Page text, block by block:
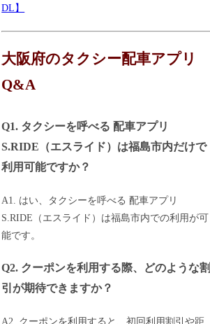
DL】
大阪府のタクシー配車アプリ
Q&A
Q1. タクシーを呼べる 配車アプリ
S.RIDE（エスライド）は福島市内だけで
利用可能ですか？
A1. はい、タクシーを呼べる 配車アプリ
S.RIDE（エスライド）は福島市内での利用が可
能です。
Q2. クーポンを利用する際、どのような割
引が期待できますか？
A2. クーポンを利用すると、初回利用割引や距